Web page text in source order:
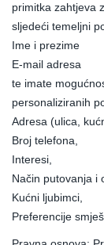
primitka zahtjeva
sljedeći temeljni
Ime i prezime
E-mail adresa
te imate
personaliziranih
Adresa (ulica,
Broj telefona,
Interesi,
Način putovanja i
Kućni ljubimci,
Preferencije